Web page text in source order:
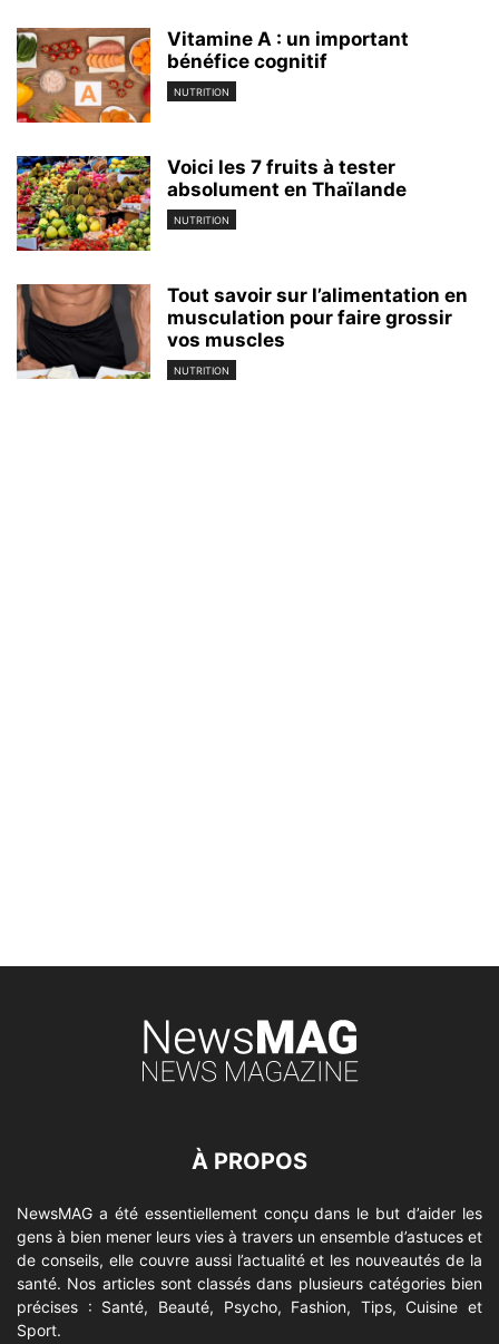
Vitamine A : un important
bénéfice cognitif
NUTRITION
Voici les 7 fruits à tester
absolument en Thaïlande
NUTRITION
Tout savoir sur l’alimentation en
musculation pour faire grossir
vos muscles
NUTRITION
À PROPOS
NewsMAG a été essentiellement conçu dans le but d’aider les
gens à bien mener leurs vies à travers un ensemble d’astuces et
de conseils, elle couvre aussi l’actualité et les nouveautés de la
santé. Nos articles sont classés dans plusieurs catégories bien
précises : Santé, Beauté, Psycho, Fashion, Tips, Cuisine et
Sport.